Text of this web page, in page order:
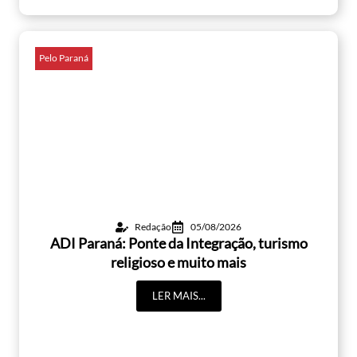
Pelo Paraná
Redação 05/08/2026
ADI Paraná: Ponte da Integração, turismo
religioso e muito mais
LER MAIS...